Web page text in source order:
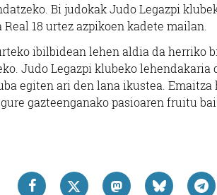
Bi judokak Judo Legazpi
18 urtez azpikoen kadete mailan.
ibilbidean lehen aldia da herriko
Judo Legazpi klubeko lehendakaria
egiten ari den lana ikustea.
gazteenganako pasioaren fruitu